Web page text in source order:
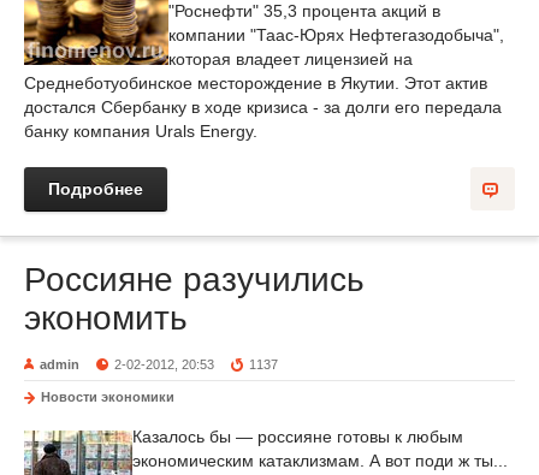
"Роснефти" 35,3 процента акций в
компании "Таас-Юрях Нефтегазодобыча",
которая владеет лицензией на
Среднеботуобинское месторождение в Якутии. Этот актив
достался Сбербанку в ходе кризиса - за долги его передала
банку компания Urals Energy.
Подробнее
Россияне разучились
экономить
admin 2-02-2012, 20:53 1137
Новости экономики
Казалось бы — россияне готовы к любым
экономическим катаклизмам. А вот поди ж ты...